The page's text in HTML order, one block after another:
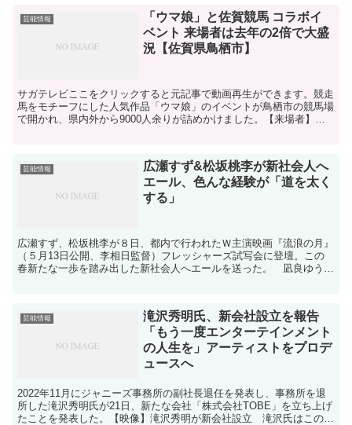
芸能情報
「ウマ娘」と佐賀競馬 コラボイ
ベント 来場者は去年の2倍で大盛
況【佐賀県鳥栖市】
サガテレビここをクリックすると元記事で動画再生ができます。競走
馬をモチーフにした人気作品「ウマ娘」のイベントが鳥栖市の競馬場
で開かれ、県内外から9000人余りが詰めかけました。【来場者】
芸能情報
広瀬すず&松坂桃李が新社会人へ
エール、色んな経験が「道を太く
する」
広瀬すず、松坂桃李が８日、都内で行われたＷ主演映画『流浪の月』
（５月13日公開、李相日監督）フレッシャーズ試写会に登壇。この
春新たな一歩を踏み出した新社会人へエールを送った。 凪良ゆう氏
芸能情報
滝沢秀明氏、新会社設立を報告
「もう一度エンターテインメント
の人生を」アーティストをプロデ
ュースへ
2022年11月にジャニーズ事務所の副社長退任を発表し、事務所を退
所した滝沢秀明氏が21日、新たな会社「株式会社TOBE」を立ち上げ
たことを発表した。【映像】滝沢秀明が新会社設立 滝沢氏はこの